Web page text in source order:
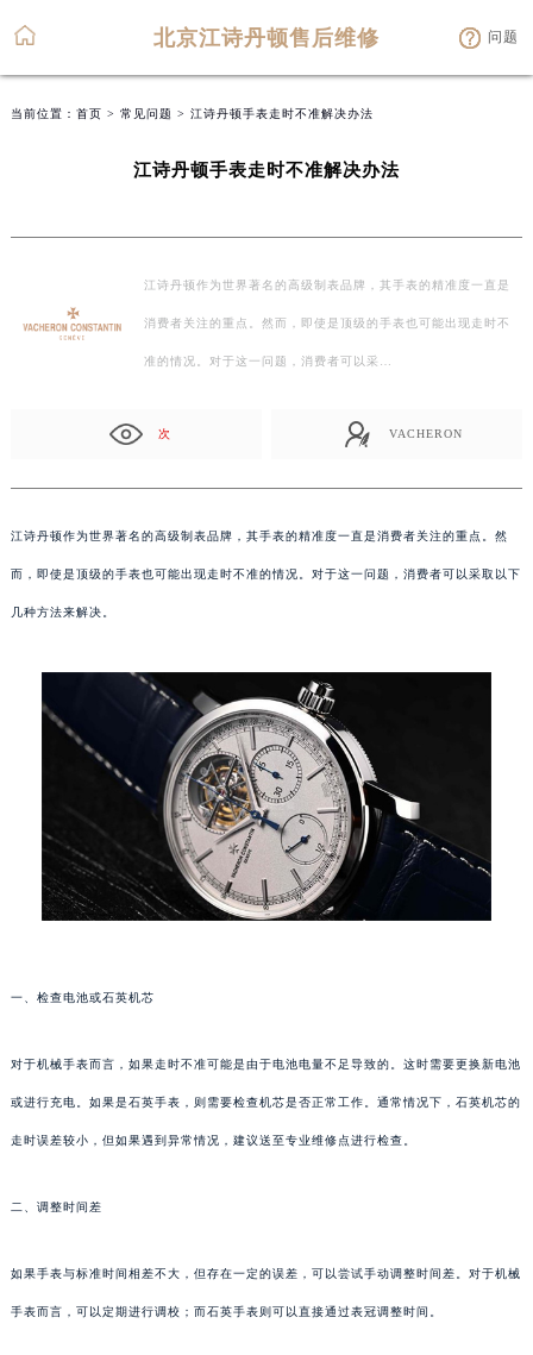
北京江诗丹顿售后维修 问题
当前位置： 首页 > 常见问题 > 江诗丹顿手表走时不准解决办法
江诗丹顿手表走时不准解决办法
江诗丹顿作为世界著名的高级制表品牌，其手表的精准度一直是
消费者关注的重点。然而，即使是顶级的手表也可能出现走时不
准的情况。对于这一问题，消费者可以采…
次 VACHERON
江诗丹顿作为世界著名的高级制表品牌，其手表的精准度一直是消费者关注的重点。然
而，即使是顶级的手表也可能出现走时不准的情况。对于这一问题，消费者可以采取以下
几种方法来解决。
一、检查电池或石英机芯
对于机械手表而言，如果走时不准可能是由于电池电量不足导致的。这时需要更换新电池
或进行充电。如果是石英手表，则需要检查机芯是否正常工作。通常情况下，石英机芯的
走时误差较小，但如果遇到异常情况，建议送至专业维修点进行检查。
二、调整时间差
如果手表与标准时间相差不大，但存在一定的误差，可以尝试手动调整时间差。对于机械
手表而言，可以定期进行调校；而石英手表则可以直接通过表冠调整时间。